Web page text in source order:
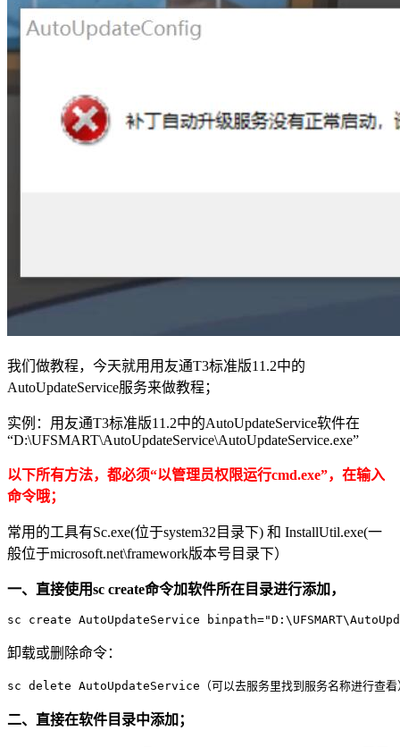
我们做教程，今天就用用友通T3标准版11.2中的
AutoUpdateService服务来做教程；
实例：用友通T3标准版11.2中的AutoUpdateService软件在
“D:\UFSMART\AutoUpdateService\AutoUpdateService.exe”
以下所有方法，都必须“以管理员权限运行cmd.exe”，在输入
命令哦；
常用的工具有Sc.exe(位于system32目录下) 和 InstallUtil.exe(一
般位于microsoft.net\framework版本号目录下）
一、直接使用sc create命令加软件所在目录进行添加，
sc create AutoUpdateService
卸载或删除命令：
sc delete AutoUpdateService（可以去服务里找到服务名称进行查看
二、直接在软件目录中添加；